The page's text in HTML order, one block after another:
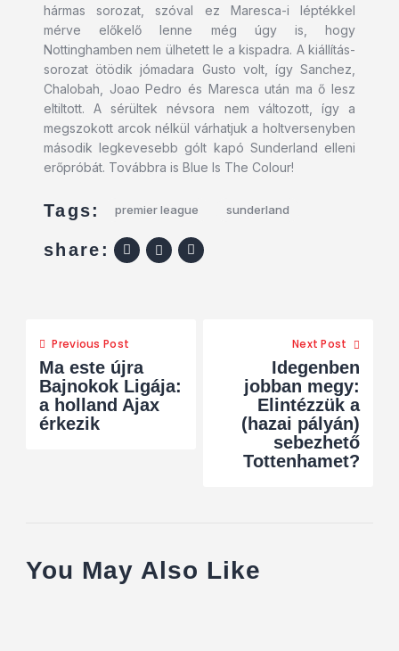
hármas sorozat, szóval ez Maresca-i léptékkel
mérve előkelő lenne még úgy is, hogy
Nottinghamben nem ülhetett le a kispadra. A kiállítás-
sorozat ötödik jómadara Gusto volt, így Sanchez,
Chalobah, Joao Pedro és Maresca után ma ő lesz
eltiltott. A sérültek névsora nem változott, így a
megszokott arcok nélkül várhatjuk a holtversenyben
második legkevesebb gólt kapó Sunderland elleni
erőpróbát. Továbbra is Blue Is The Colour!
Tags: premier league sunderland
share:
Previous Post
Ma este újra
Bajnokok Ligája:
a holland Ajax
érkezik
Next Post
Idegenben
jobban megy:
Elintézzük a
(hazai pályán)
sebezhető
Tottenhamet?
You May Also Like